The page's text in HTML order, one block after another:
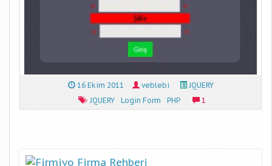
16 Ekim 2011 veblebi
JQUERY
JQUERY
Login Form PHP 1